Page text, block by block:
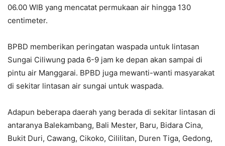
06.00 WIB yang mencatat permukaan air hingga 130
centimeter.
BPBD memberikan peringatan waspada untuk lintasan
Sungai Ciliwung pada 6-9 jam ke depan akan sampai di
pintu air Manggarai. BPBD juga mewanti-wanti masyarakat
di sekitar lintasan air sungai untuk waspada.
Adapun beberapa daerah yang berada di sekitar lintasan di
antaranya Balekambang, Bali Mester, Baru, Bidara Cina,
Bukit Duri, Cawang, Cikoko, Cililitan, Duren Tiga, Gedong,